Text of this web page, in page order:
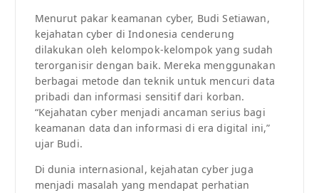
Menurut pakar keamanan cyber, Budi Setiawan,
kejahatan cyber di Indonesia cenderung
dilakukan oleh kelompok-kelompok yang sudah
terorganisir dengan baik. Mereka menggunakan
berbagai metode dan teknik untuk mencuri data
pribadi dan informasi sensitif dari korban.
“Kejahatan cyber menjadi ancaman serius bagi
keamanan data dan informasi di era digital ini,”
ujar Budi.
Di dunia internasional, kejahatan cyber juga
menjadi masalah yang mendapat perhatian